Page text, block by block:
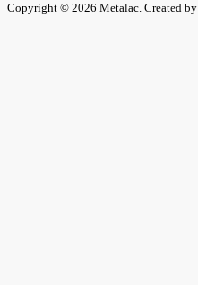
Copyright © 2026 Metalac. Created by